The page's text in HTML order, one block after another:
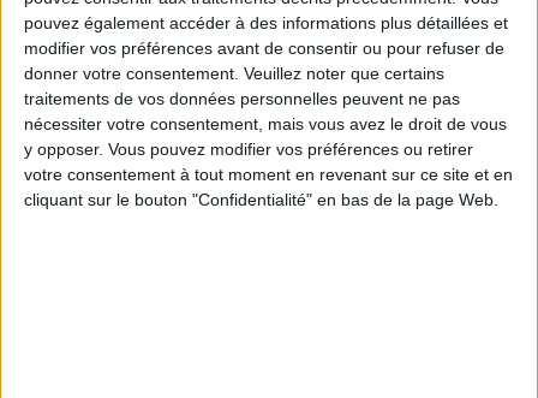
pouvez également accéder à des informations plus détaillées et
modifier vos préférences avant de consentir ou pour refuser de
donner votre consentement. Veuillez noter que certains
traitements de vos données personnelles peuvent ne pas
nécessiter votre consentement, mais vous avez le droit de vous
y opposer. Vous pouvez modifier vos préférences ou retirer
votre consentement à tout moment en revenant sur ce site et en
cliquant sur le bouton "Confidentialité" en bas de la page Web.